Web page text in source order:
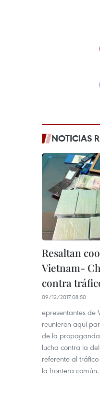
NOTICIAS
Resaltan
Vietnam-
contra
09/12/2017 08:50
epresentantes de
reunieron aquí
de la
lucha contra la
referente al
la frontera común.